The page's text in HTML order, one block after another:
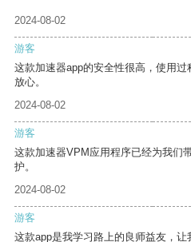
2024-08-02
游客
这款加速器app的安全性很高，使用
放心。
2024-08-02
游客
这款加速器VPM应用程序已经为我们
护。
2024-08-02
游客
这款app是我学习路上的良师益友，